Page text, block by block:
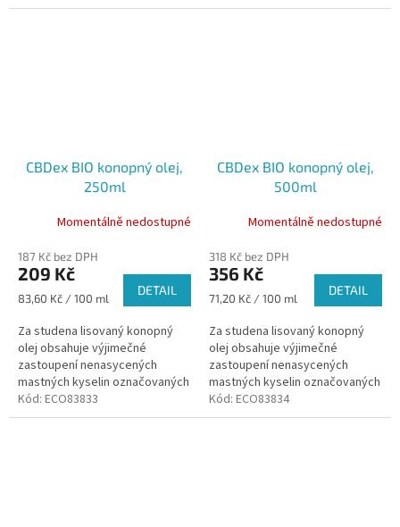
CBDex BIO konopný olej,
250ml
Momentálně nedostupné
187 Kč bez DPH
209 Kč
Měrná
83,60 Kč / 100 ml
DETAIL
Za studena lisovaný konopný
olej obsahuje výjimečné
zastoupení nenasycených
mastných kyselin označovaných
jako OMEGA 3 a OMEGA 6.
Kód: ECO83833
CBDex BIO konopný olej,
500ml
Momentálně nedostupné
318 Kč bez DPH
356 Kč
Měrná
71,20 Kč / 100 ml
DETAIL
Za studena lisovaný konopný
olej obsahuje výjimečné
zastoupení nenasycených
mastných kyselin označovaných
jako OMEGA 3 a OMEGA 6.
Kód: ECO83834